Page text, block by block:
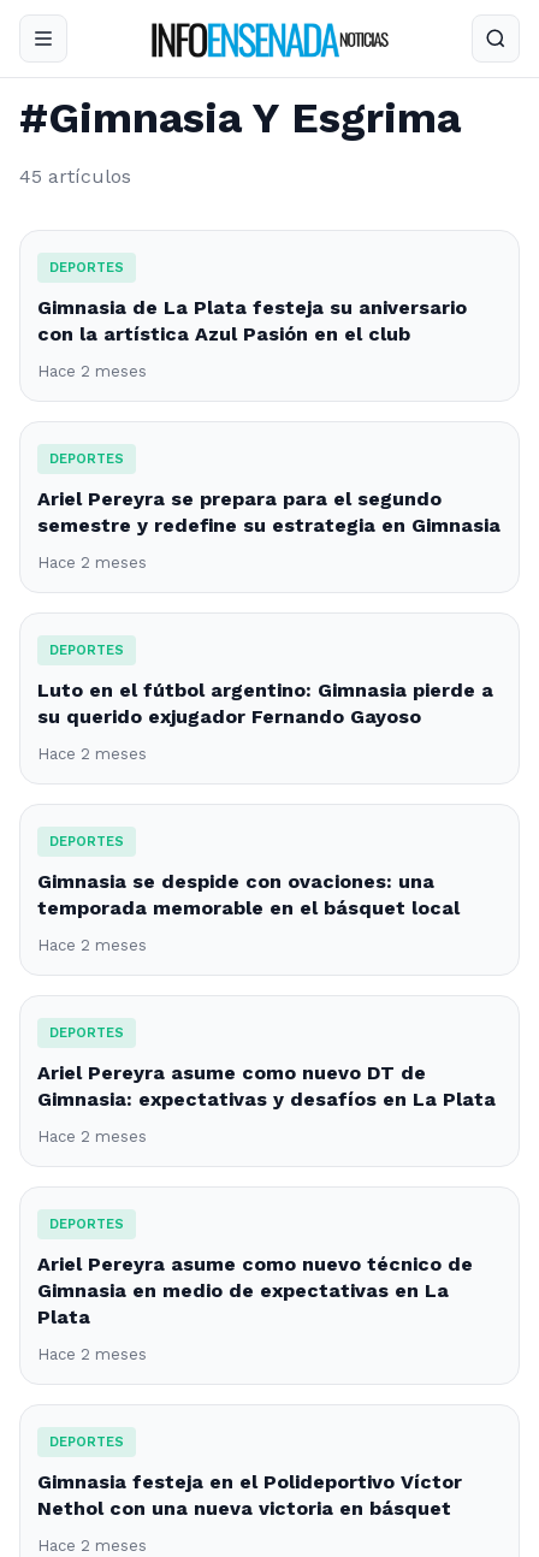
#Gimnasia Y Esgrima
45 artículos
DEPORTES
Gimnasia de La Plata festeja su aniversario
con la artística Azul Pasión en el club
Hace 2 meses
DEPORTES
Ariel Pereyra se prepara para el segundo
semestre y redefine su estrategia en Gimnasia
Hace 2 meses
DEPORTES
Luto en el fútbol argentino: Gimnasia pierde a
su querido exjugador Fernando Gayoso
Hace 2 meses
DEPORTES
Gimnasia se despide con ovaciones: una
temporada memorable en el básquet local
Hace 2 meses
DEPORTES
Ariel Pereyra asume como nuevo DT de
Gimnasia: expectativas y desafíos en La Plata
Hace 2 meses
DEPORTES
Ariel Pereyra asume como nuevo técnico de
Gimnasia en medio de expectativas en La
Plata
Hace 2 meses
DEPORTES
Gimnasia festeja en el Polideportivo Víctor
Nethol con una nueva victoria en básquet
Hace 2 meses